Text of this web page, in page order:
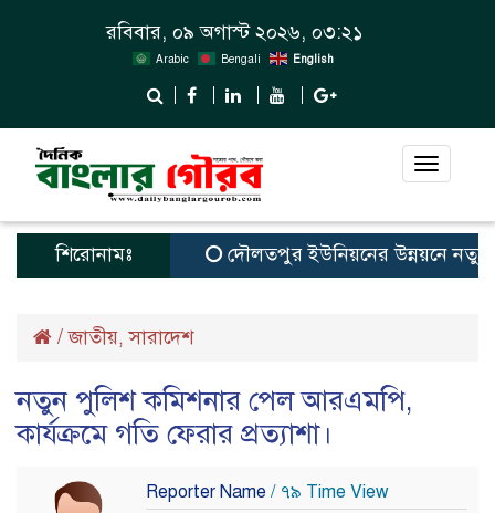
রবিবার, ০৯ অগাস্ট ২০২৬, ০৩:২১
Arabic Bengali English
Toggle
শিরোনামঃ দৌলতপুর ইউনিয়নের উন্নয়নে নতুন
/জাতীয়,সারাদেশ
নতুন পুলিশ কমিশনার পেল আরএমপি,
কার্যক্রমে গতি ফেরার প্রত্যাশা।
Reporter Name / ৭৯ Time View